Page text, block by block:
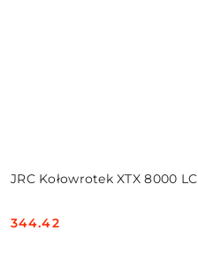
JRC Kołowrotek XTX 8000 LC
Cena:
344.42